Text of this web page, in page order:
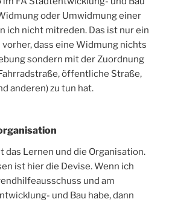
oder Umwidmung einer
ich nicht mitreden. Das ist nur ein
dass eine Widmung nichts
sondern mit der Zuordnung
öffentliche Straße,
anderen) zu tun hat.
das Lernen und die Organisation.
ist hier die Devise. Wenn ich
und am
und Bau habe, dann